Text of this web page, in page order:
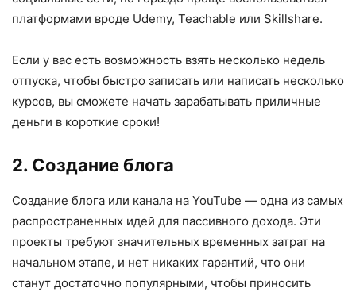
платформами вроде Udemy, Teachable или Skillshare.
Если у вас есть возможность взять несколько недель
отпуска, чтобы быстро записать или написать несколько
курсов, вы сможете начать зарабатывать приличные
деньги в короткие сроки!
2. Создание блога
Создание блога или канала на YouTube — одна из самых
распространенных идей для пассивного дохода. Эти
проекты требуют значительных временных затрат на
начальном этапе, и нет никаких гарантий, что они
станут достаточно популярными, чтобы приносить